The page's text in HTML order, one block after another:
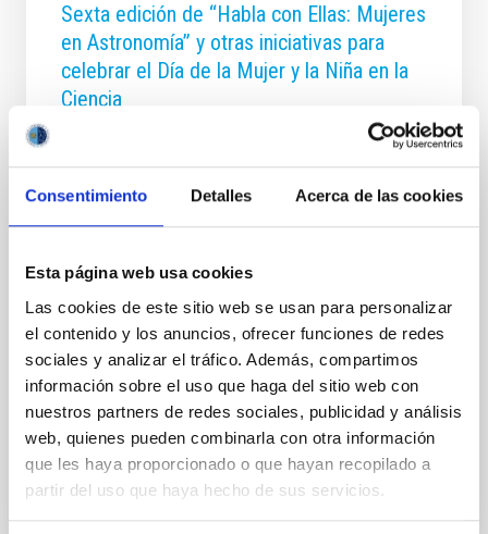
Consentimiento Detalles Acerca de las cookies
Esta página web usa cookies
Las cookies de este sitio web se usan para personalizar
el contenido y los anuncios, ofrecer funciones de redes
sociales y analizar el tráfico. Además, compartimos
información sobre el uso que haga del sitio web con
nuestros partners de redes sociales, publicidad y análisis
web, quienes pueden combinarla con otra información
que les haya proporcionado o que hayan recopilado a
partir del uso que haya hecho de sus servicios.
Sexta edición de “Habla con Ellas: Mujeres
en Astronomía” y otras iniciativas para
celebrar el Día de la Mujer y la Niña en la
Ciencia
El Instituto de Astrofísica de Canarias (IAC) se une a
promoción de las vocaciones científico-tecnológicas
entre las niñas y jóvenes y la visibilización del papel
informe “ Radiografía de la brecha de género en la
formación STEAM” publicado en 2022 por la Unidad
de Igualdad del Ministerio de Educación y Formación
Profesional muestra que en algunas disciplinas clave
para el futuro y, en particular, aquellas relacionadas
con la Astronomía y la
Fecha de publicación 09/02/2024 - 18:38